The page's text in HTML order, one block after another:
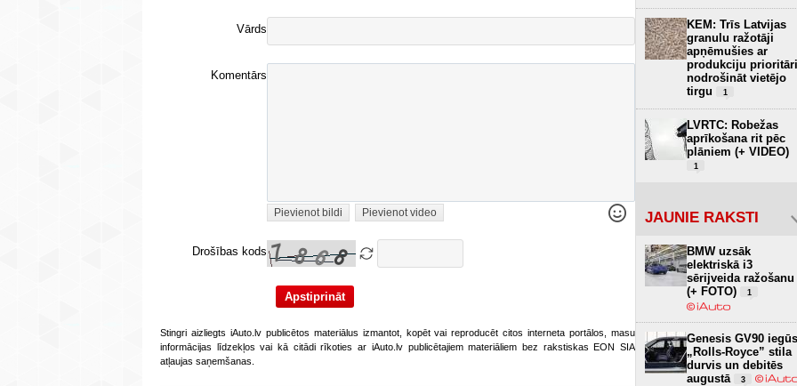
Vārds
Komentārs
Pievienot bildi Pievienot video
Drošības kods
Stingri aizliegts iAuto.lv publicētos materiālus izmantot, kopēt vai reproducēt citos interneta portālos, masu
informācijas līdzekļos vai kā citādi rīkoties ar iAuto.lv publicētajiem materiāliem bez rakstiskas EON SIA
atļaujas saņemšanas.
KEM: Trīs Latvijas
granulu ražotāji
apņēmušies ar
produkciju prioritāri
nodrošināt vietējo
tirgu
1
LVRTC: Robežas
aprīkošana rit pēc
plāniem (+ VIDEO)
1
JAUNIE RAKSTI
BMW uzsāk
elektriskā i3
sērijveida ražošanu
(+ FOTO)
1
Genesis GV90 iegūs
„Rolls-Royce” stila
durvis un debitēs
augustā
3